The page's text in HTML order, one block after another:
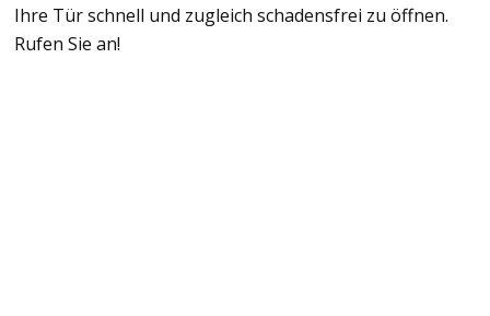
Ihre Tür schnell und zugleich schadensfrei zu öffnen.
Rufen Sie an!